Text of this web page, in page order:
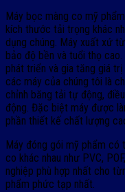
Máy bọc màng co mỹ
kích thước tải trọng khác
dụng chúng. Máy xuất xứ
bảo độ bền và tuổi thọ
phát triển và gia tăng giá
các máy của chúng tôi là
chỉnh băng tải tự động,
động. Đặc biệt máy được
phần thiết kế chất lượng
Máy đóng gói mỹ phẩm
co khác nhau như PVC,
nghiệp phù hợp nhất cho
phẩm phức tạp nhất.